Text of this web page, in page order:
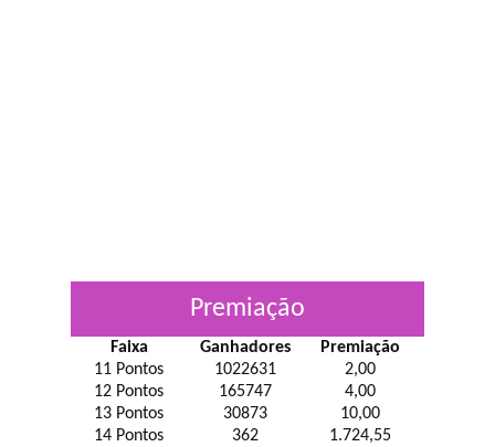
Premiação
Faixa Ganhadores
Premiação
11 Pontos
1022631
2,00
12 Pontos
165747
4,00
13 Pontos
30873
10,00
14 Pontos
362
1.724,55